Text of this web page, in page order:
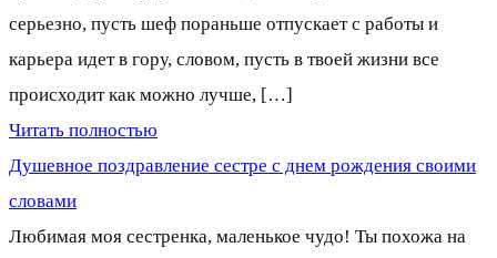
серьезно, пусть шеф пораньше отпускает с работы и
карьера идет в гору, словом, пусть в твоей жизни все
происходит как можно лучше, […]
Читать полностью
Душевное поздравление сестре с днем рождения своими
словами
Любимая моя сестренка, маленькое чудо! Ты похожа на